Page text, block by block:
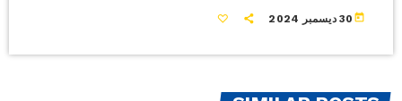
today 30 ديسمبر 2024